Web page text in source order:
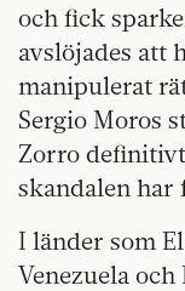
och fick
avslöjades att
manipulerat
Sergio Moros
Zorro definitivt
skandalen har
I länder som
Venezuela